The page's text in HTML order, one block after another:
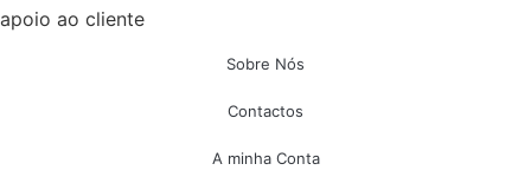
apoio ao cliente
Sobre Nós
Contactos
A minha Conta